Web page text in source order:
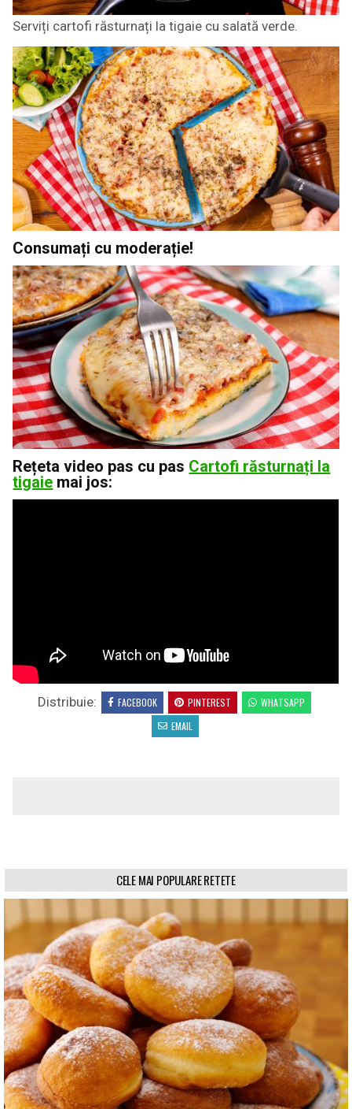
Serviți cartofi răsturnați la tigaie cu salată verde.
Consumați cu moderație!
Rețeta video pas cu pas Cartofi răsturnați la
tigaie mai jos:
Distribuie: FACEBOOK PINTEREST
WHATSAPP
EMAIL
CELE MAI POPULARE RETETE